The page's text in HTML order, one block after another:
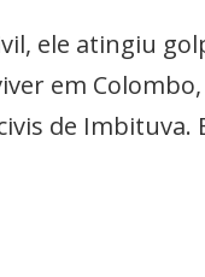
ele atingiu
em
de